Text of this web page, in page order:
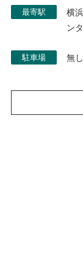
最寄駅
横
ン
駐車場 無し